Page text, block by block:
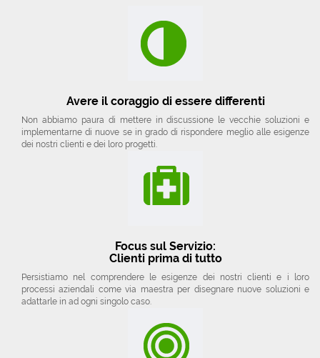
Avere il coraggio di essere differenti
Non abbiamo paura di mettere in discussione le vecchie soluzioni e
implementarne di nuove se in grado di rispondere meglio alle esigenze
dei nostri clienti e dei loro progetti.
Focus sul Servizio:
Clienti prima di tutto
Persistiamo nel comprendere le esigenze dei nostri clienti e i loro
processi aziendali come via maestra per disegnare nuove soluzioni e
adattarle in ad ogni singolo caso.